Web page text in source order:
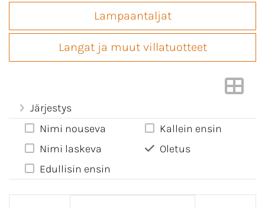
Lampaantaljat
Langat ja muut villatuotteet
Järjestys
Nimi nouseva
Nimi laskeva
Edullisin ensin
Kallein ensin
Oletus